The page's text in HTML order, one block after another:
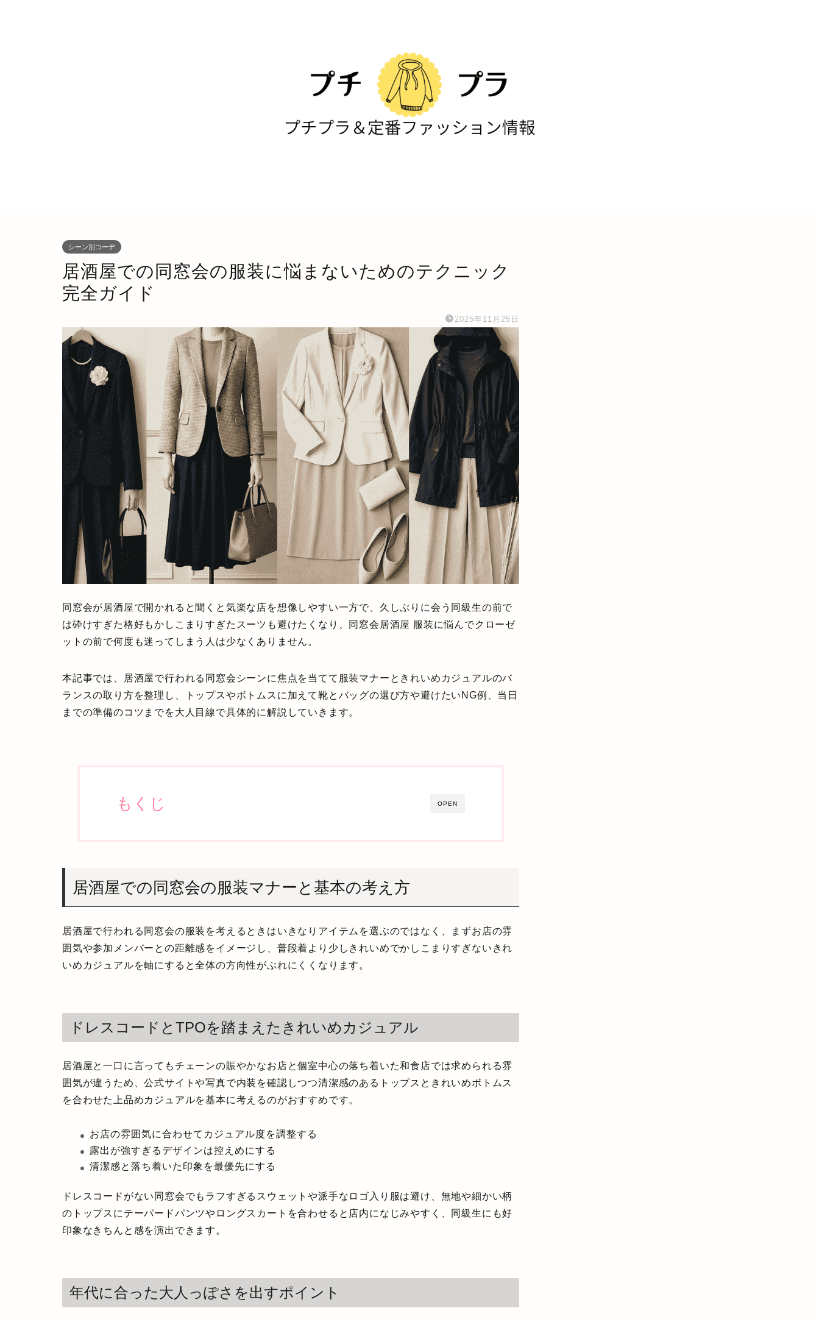
シーン別コーデ
居酒屋での同窓会の服装に悩まないためのテクニック
完全ガイド
2025年11月25日
同窓会が居酒屋で開かれると聞くと気楽な店を想像しやすい一方で、久しぶりに会う同級生の前で
は砕けすぎた格好もかしこまりすぎたスーツも避けたくなり、同窓会居酒屋 服装に悩んでクローゼ
ットの前で何度も迷ってしまう人は少なくありません。
本記事では、居酒屋で行われる同窓会シーンに焦点を当てて服装マナーときれいめカジュアルのバ
ランスの取り方を整理し、トップスやボトムスに加えて靴とバッグの選び方や避けたいNG例、当日
までの準備のコツまでを大人目線で具体的に解説していきます。
OPEN
もくじ
居酒屋での同窓会の服装マナーと基本の考え方
居酒屋で行われる同窓会の服装を考えるときはいきなりアイテムを選ぶのではなく、まずお店の雰
囲気や参加メンバーとの距離感をイメージし、普段着より少しきれいめでかしこまりすぎないきれ
いめカジュアルを軸にすると全体の方向性がぶれにくくなります。
ドレスコードとTPOを踏まえたきれいめカジュアル
居酒屋と一口に言ってもチェーンの賑やかなお店と個室中心の落ち着いた和食店では求められる雰
囲気が違うため、公式サイトや写真で内装を確認しつつ清潔感のあるトップスときれいめボトムス
を合わせた上品めカジュアルを基本に考えるのがおすすめです。
お店の雰囲気に合わせてカジュアル度を調整する
露出が強すぎるデザインは控えめにする
清潔感と落ち着いた印象を最優先にする
ドレスコードがない同窓会でもラフすぎるスウェットや派手なロゴ入り服は避け、無地や細かい柄
のトップスにテーパードパンツやロングスカートを合わせると店内になじみやすく、同級生にも好
印象なきちんと感を演出できます。
年代に合った大人っぽさを出すポイント